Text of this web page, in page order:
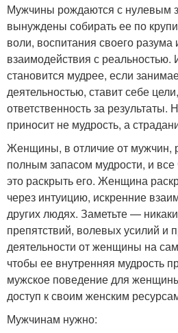
Мужчины рождаются с нулевым
вынуждены собирать ее по
воли, воспитания своего разума
взаимодействия с
становится мудрее, если
деятельностью, ставит себе
ответственность за
приносит не мудрость, а
Женщины, в отличие от мужчин,
полным запасом мудрости, и все
это раскрыть его. Женщина
через интуицию, искренние
других людях. Заметьте —
препятствий, волевых усилий и
деятельности от женщины на
чтобы ее внутренняя мудрость
мужское поведение для
доступ к своим женским
Мужчинам нужно: